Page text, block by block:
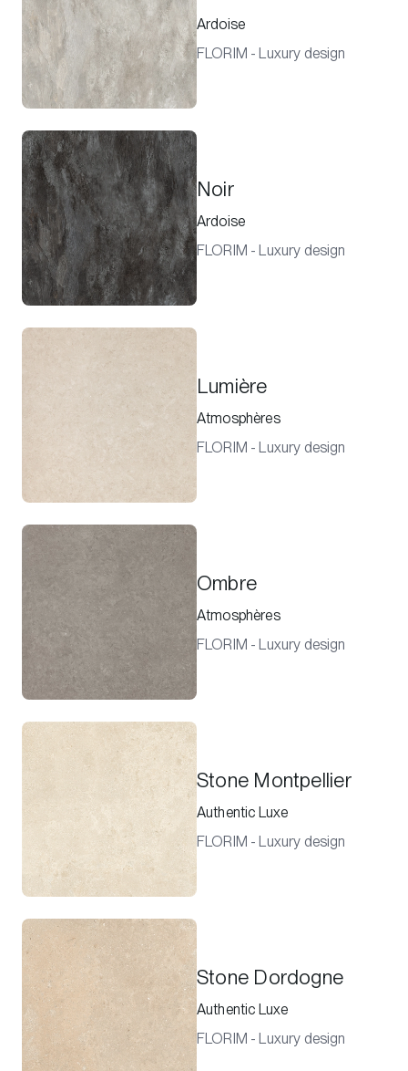
Ardoise
FLORIM - Luxury design
Noir
Ardoise
FLORIM - Luxury design
Lumière
Atmosphères
FLORIM - Luxury design
Ombre
Atmosphères
FLORIM - Luxury design
Stone Montpellier
Authentic Luxe
FLORIM - Luxury design
Stone Dordogne
Authentic Luxe
FLORIM - Luxury design